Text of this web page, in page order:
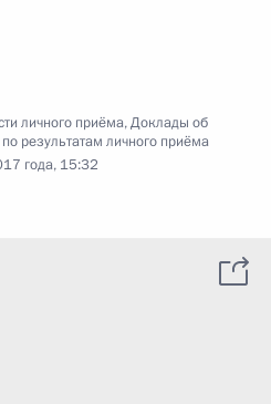
личного приёма,Доклады об
результатам личного приёма
года, 15:32